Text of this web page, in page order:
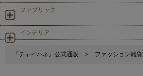
ファブリック
インテリア
『チャイハネ』公式通販 > ファッション雑貨